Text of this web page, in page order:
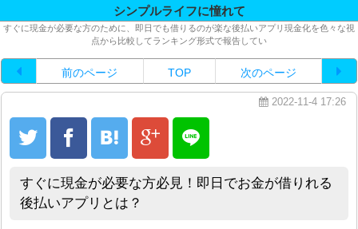
シンプルライフに憧れて
すぐに現金が必要な方のために、即日でも借りるのが楽な後払いアプリ現金化を色々な視
点から比較してランキング形式で報告してい
前のページ TOP 次のページ
2022-11-4 17:26
すぐに現金が必要な方必見！即日でお金が借りれる
後払いアプリとは？